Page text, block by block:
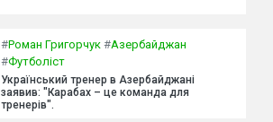
#Роман Григорчук #Азербайджан
#Футболіст
Український тренер в Азербайджані
заявив: "Карабах – це команда для
тренерів".